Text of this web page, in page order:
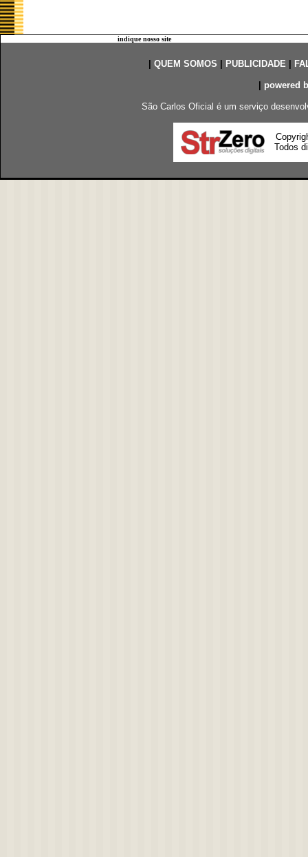
indique nosso site
QUEM SOMOS PUBLICIDADE|
powered
São Carlos Oficial é um serviço
Todos